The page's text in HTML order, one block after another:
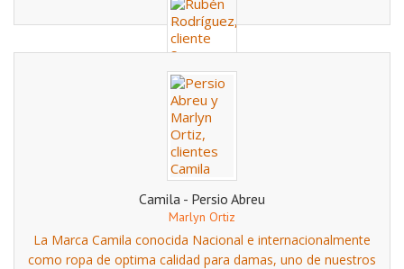
Super Copy
Rubén Rodríguez
Excelente Sistema Web con manejo de catalogo de
productos on line y dinámicos, optimizado 100% con el
SEO XP, posicionando, en nuestro cliente en las primeras
posiciones, y logrando, optimización Premium en google,
esto es un modelo de una página web exitosa, posicionada
en el Top One.
Camila - Persio Abreu
Marlyn Ortiz
La Marca Camila conocida Nacional e internacionalmente
como ropa de optima calidad para damas, uno de nuestros